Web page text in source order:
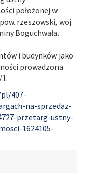
położonej w
rzeszowski, woj.
Boguchwała.
i budynków jako
prowadzona
407-
na-sprzedaz-
przetarg-ustny-
1624105-